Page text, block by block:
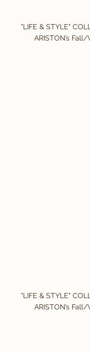
"LIFE & STYLE"
ARISTON’s
"LIFE & STYLE"
ARISTON’s